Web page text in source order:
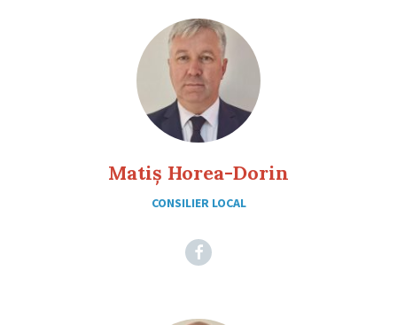
Matiș Horea-Dorin
CONSILIER LOCAL
Facebook